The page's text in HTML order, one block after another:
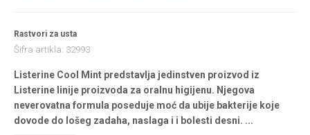
Rastvori za usta
Šifra artikla: 32993
Listerine Cool Mint predstavlja jedinstven proizvod iz
Listerine linije proizvoda za oralnu higijenu. Njegova
neverovatna formula poseduje moć da ubije bakterije koje
dovode do lošeg zadaha, naslaga i i bolesti desni. ...